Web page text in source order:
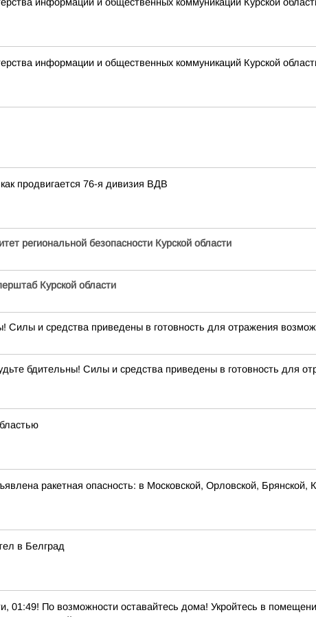
информации и общественных коммуникаций Курской
продвигается 76-я дивизия ВДВ
региональной безопасности Курской области
Курской области
Силы и средства приведены в готовность для отражения
бдительны! Силы и средства приведены в готовность для
ракетная опасность: в Московской, Орловской, Брянской,
в Белград
По возможности оставайтесь дома! Укройтесь в